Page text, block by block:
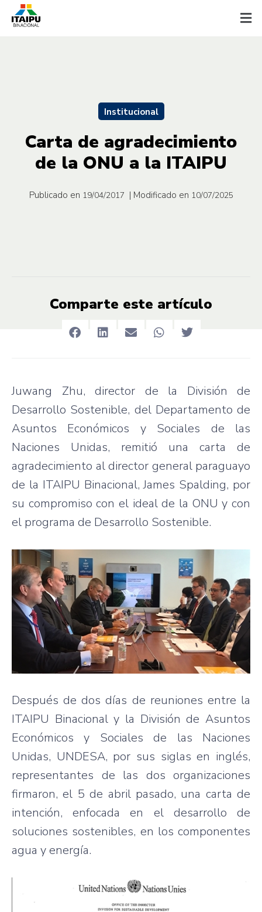
Institucional
Carta de agradecimiento
de la ONU a la ITAIPU
Publicado en 19/04/2017 | Modificado en 10/07/2025
Comparte este artículo
Juwang Zhu, director de la División de
Desarrollo Sostenible, del Departamento de
Asuntos Económicos y Sociales de las
Naciones Unidas, remitió una carta de
agradecimiento al director general paraguayo
de la ITAIPU Binacional, James Spalding, por
su compromiso con el ideal de la ONU y con
el programa de Desarrollo Sostenible.
Después de dos días de reuniones entre la
ITAIPU Binacional y la División de Asuntos
Económicos y Sociales de las Naciones
Unidas, UNDESA, por sus siglas en inglés,
representantes de las dos organizaciones
firmaron, el 5 de abril pasado, una carta de
intención, enfocada en el desarrollo de
soluciones sostenibles, en los componentes
agua y energía.